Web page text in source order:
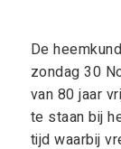
De
zondag 30
van 80 jaar
te staan bij
tijd waarbij